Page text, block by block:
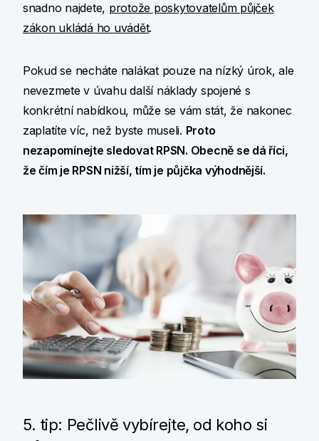
snadno najdete, protože poskytovatelům půjček
zákon ukládá ho uvádět.
Pokud se necháte nalákat pouze na nízký úrok, ale
nevezmete v úvahu další náklady spojené s
konkrétní nabídkou, může se vám stát, že nakonec
zaplatíte víc, než byste museli. Proto
nezapomínejte sledovat RPSN. Obecně se dá říci,
že čím je RPSN nižší, tím je půjčka výhodnější.
5. tip: Pečlivě vybírejte, od koho si